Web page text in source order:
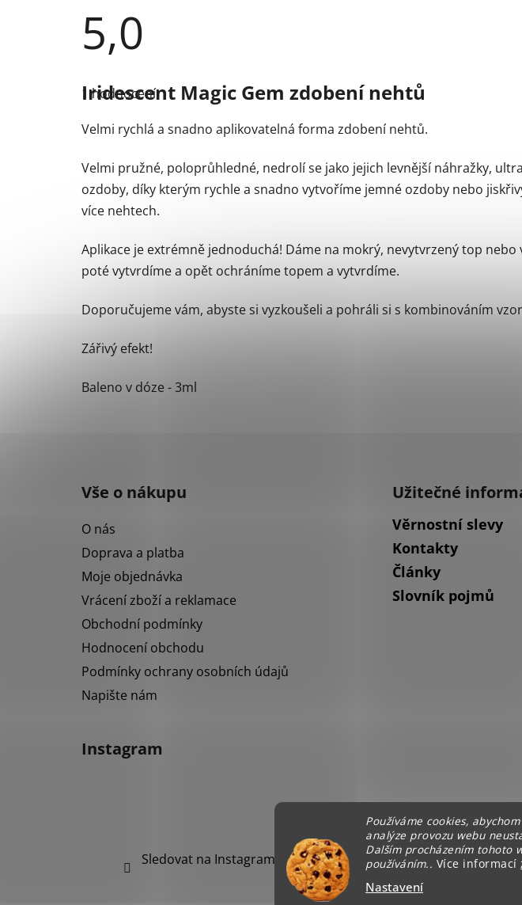
Používáme cookies,
analýze provozu webu
Dalším procházením tohoto
používáním.. Více informací
Nastavení
5,0
hodnocení
produktu
5,0
z
hvězdiček.
1 hodnocení
Iridescent Magic Gem zdobení nehtů
Velmi rychlá a snadno aplikovatelná forma zdobení nehtů.
Velmi pružné, poloprůhledné, nedrolí se jako jejich levnější náhražky,
ozdoby, díky kterým rychle a snadno vytvoříme jemné ozdoby nebo
více nehtech.
Aplikace je extrémně jednoduchá! Dáme na mokrý, nevytvrzený top nebo
poté vytvrdíme a opět ochráníme topem a vytvrdíme.
Doporučujeme vám, abyste si vyzkoušeli a pohráli si s kombinováním
Zářivý efekt!
Baleno v dóze - 3ml
Vše o nákupu
O nás
Doprava a platba
Moje objednávka
Vrácení zboží a reklamace
Obchodní podmínky
Hodnocení obchodu
Podmínky ochrany osobních údajů
Napište nám
Užitečné
Věrnostní slevy
Kontakty
Články
Slovník pojmů
Instagram
Sledovat na Instagramu